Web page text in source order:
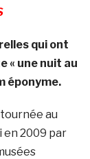
qui ont
« une nuit au
éponyme.
au
en 2009 par